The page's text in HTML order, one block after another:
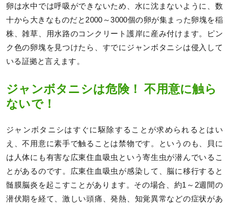
卵は水中では呼吸ができないため、水に沈まないように、数
十から大きなものだと2000～3000個の卵が集まった卵塊を稲
株、雑草、用水路のコンクリート護岸に産み付けます。ピン
ク色の卵塊を見つけたら、すでにジャンボタニシは侵入して
いる証拠と言えます。
ジャンボタニシは危険！ 不用意に触ら
ないで！
ジャンボタニシはすぐに駆除することが求められるとはい
え、不用意に素手で触ることは禁物です。というのも、貝に
は人体にも有害な広東住血吸虫という寄生虫が潜んでいるこ
とがあるのです。広東住血吸虫が感染して、脳に移行すると
髄膜脳炎を起こすことがあります。その場合、約1～2週間の
潜伏期を経て、激しい頭痛、発熱、知覚異常などの症状があ